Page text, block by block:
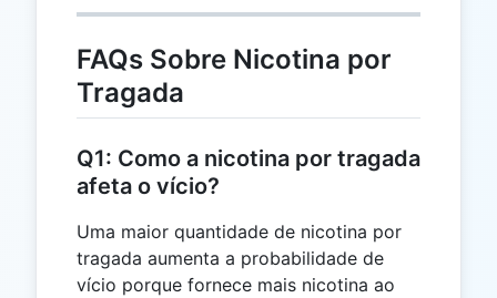
FAQs Sobre Nicotina por
Tragada
Q1: Como a nicotina por tragada
afeta o vício?
Uma maior quantidade de nicotina por
tragada aumenta a probabilidade de
vício porque fornece mais nicotina ao